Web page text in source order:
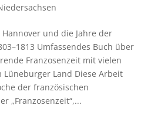
und die Jahre der
Umfassendes Buch über
Franzosenzeit mit vielen
Lüneburger Land Diese Arbeit
der französischen
„Franzosenzeit“,...